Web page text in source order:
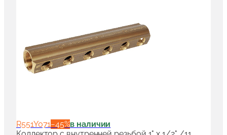
R551Y071−45%в наличии